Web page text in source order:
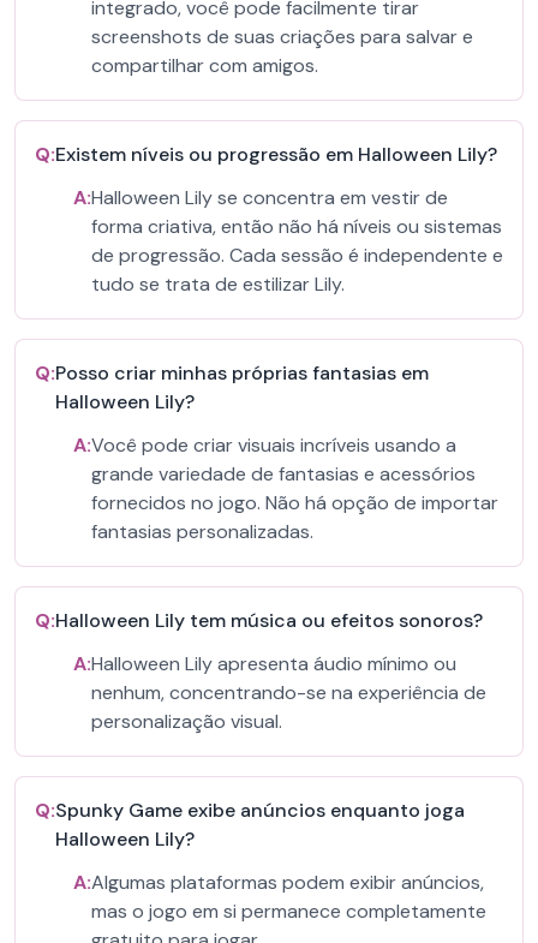
integrado, você pode facilmente tirar
screenshots de suas criações para salvar e
compartilhar com amigos.
Q:Existem níveis ou progressão em Halloween Lily?
A:Halloween Lily se concentra em vestir de
forma criativa, então não há níveis ou sistemas
de progressão. Cada sessão é independente e
tudo se trata de estilizar Lily.
Q:Posso criar minhas próprias fantasias em
Halloween Lily?
A:Você pode criar visuais incríveis usando a
grande variedade de fantasias e acessórios
fornecidos no jogo. Não há opção de importar
fantasias personalizadas.
Q:Halloween Lily tem música ou efeitos sonoros?
A:Halloween Lily apresenta áudio mínimo ou
nenhum, concentrando-se na experiência de
personalização visual.
Q:Spunky Game exibe anúncios enquanto joga
Halloween Lily?
A:Algumas plataformas podem exibir anúncios,
mas o jogo em si permanece completamente